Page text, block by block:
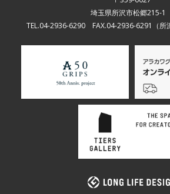
埼玉県所沢市松郷215-1
TEL.04-2936-6290 FAX.04-2936-6291 （